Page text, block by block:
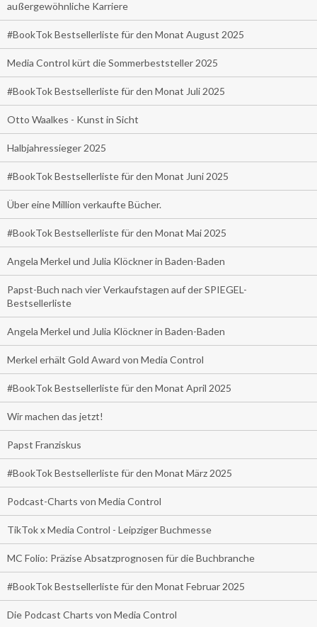
außergewöhnliche Karriere
#BookTok Bestsellerliste für den Monat August 2025
Media Control kürt die Sommerbeststeller 2025
#BookTok Bestsellerliste für den Monat Juli 2025
Otto Waalkes - Kunst in Sicht
Halbjahressieger 2025
#BookTok Bestsellerliste für den Monat Juni 2025
Über eine Million verkaufte Bücher.
#BookTok Bestsellerliste für den Monat Mai 2025
Angela Merkel und Julia Klöckner in Baden-Baden
Papst-Buch nach vier Verkaufstagen auf der SPIEGEL-
Bestsellerliste
Angela Merkel und Julia Klöckner in Baden-Baden
Merkel erhält Gold Award von Media Control
#BookTok Bestsellerliste für den Monat April 2025
Wir machen das jetzt!
Papst Franziskus
#BookTok Bestsellerliste für den Monat März 2025
Podcast-Charts von Media Control
TikTok x Media Control - Leipziger Buchmesse
MC Folio: Präzise Absatzprognosen für die Buchbranche
#BookTok Bestsellerliste für den Monat Februar 2025
Die Podcast Charts von Media Control